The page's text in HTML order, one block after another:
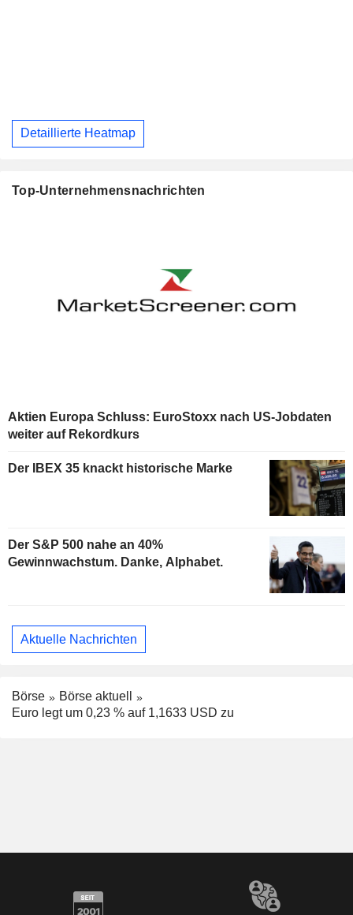
Detaillierte Heatmap
Top-Unternehmensnachrichten
Aktien Europa Schluss: EuroStoxx nach US-Jobdaten
weiter auf Rekordkurs
Der IBEX 35 knackt historische Marke
Der S&P 500 nahe an 40%
Gewinnwachstum. Danke, Alphabet.
Aktuelle Nachrichten
Börse
Börse aktuell
Euro legt um 0,23 % auf 1,1633 USD zu